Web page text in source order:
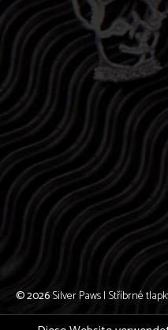
© 2026Silver Paws | Stříbrné